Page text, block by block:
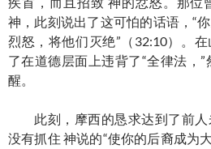
神，此刻说出了这可怕的话语，“
烈怒，将他们灭绝”（32:10）。
了在道德层面上违背了“全律法，
醒。
此刻，摩西的恳求达到了前
没有抓住 神说的“使你的后裔成为